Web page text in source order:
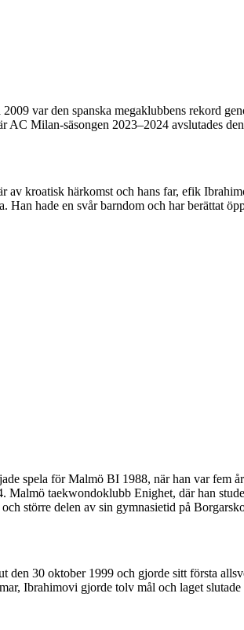
var den spanska megaklubbens rekord
Milan-säsongen 2023–2024 avslutades
av kroatisk härkomst och hans far, efik
hade en svår barndom och har berättat
spela för Malmö BI 1988, när han var fem
taekwondoklubb Enighet, där han
större delen av sin gymnasietid på
30 oktober 1999 och gjorde sitt första
Ibrahimovi gjorde tolv mål och laget